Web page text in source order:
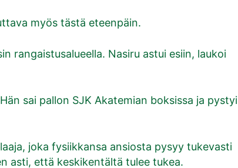
myös tästä eteenpäin.
rangaistusalueella. Nasiru astui esiin, laukoi
sai pallon SJK Akatemian boksissa ja pystyi
joka fysiikkansa ansiosta pysyy tukevasti
asti, että keskikentältä tulee tukea.